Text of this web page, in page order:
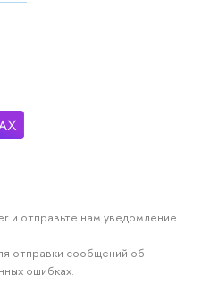
и отправьте нам уведомление.
отправки сообщений об
ошибках.